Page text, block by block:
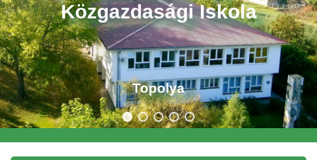
Közgazdasági Iskola
Topolya